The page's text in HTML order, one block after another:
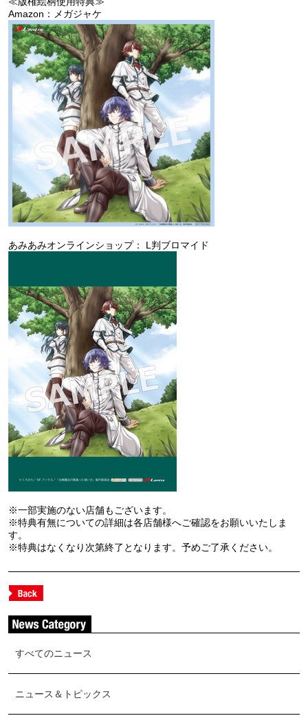
Amazon：メガジャケ
あみあみオンラインショップ： L判ブロマイド
※一部実施のない店舗もございます。
※特典有無についての詳細は各店舗様へご確認をお願いいたしま
す。
※特典はなくなり次第終了となります。予めご了承ください。
すべてのニュース
ニュース＆トピックス